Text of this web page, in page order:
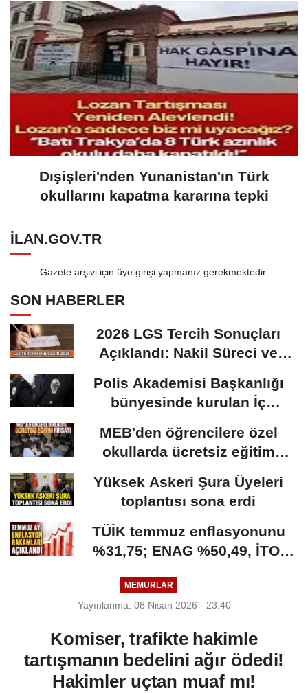
Dışişleri'nden Yunanistan'ın Türk
okullarını kapatma kararına tepki
ILAN.GOV.TR
Gazete arşivi için üye girişi yapmanız gerekmektedir.
SON HABERLER
2026 LGS Tercih Sonuçları
Açıklandı: Nakil Süreci ve
Polis Akademisi Başkanlığı
bünyesinde kurulan İç
MEB'den öğrencilere özel
okullarda ücretsiz eğitim
fırsatı: Başvurular...
Yüksek Askeri Şura Üyeleri
toplantısı sona erdi
TÜİK temmuz enflasyonunu
%31,75; ENAG %50,49, İTO;
MEMURLAR
Yayınlanma: 08 Nisan 2026 - 23:40
Komiser, trafikte hakimle
tartışmanın bedelini ağır ödedi!
Hakimler uçtan muaf mı!